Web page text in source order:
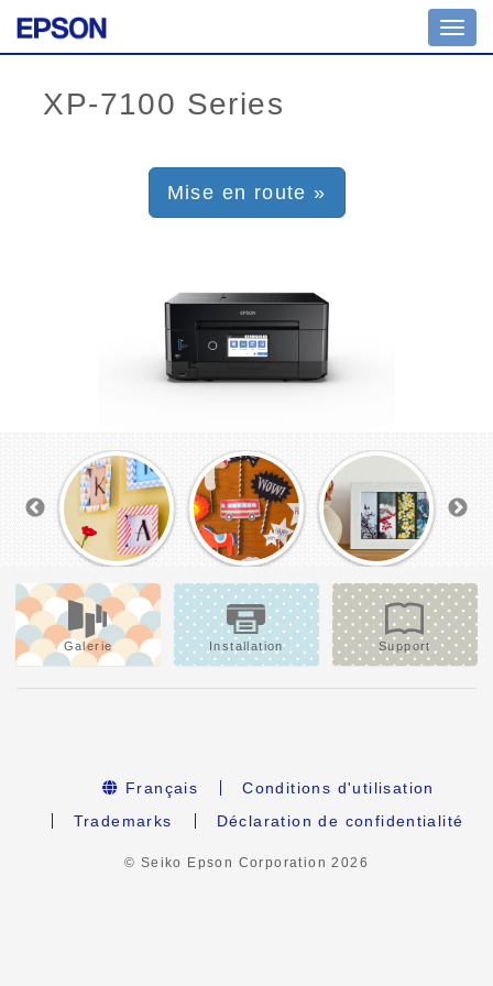
Mise en route »
Galerie Installation Support
Français
Conditions d'utilisation
Trademarks
Déclaration de confidentialité
© Seiko Epson Corporation2026